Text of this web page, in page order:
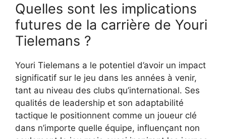
Quelles sont les implications
futures de la carrière de Youri
Tielemans ?
Youri Tielemans a le potentiel d’avoir un impact
significatif sur le jeu dans les années à venir,
tant au niveau des clubs qu’international. Ses
qualités de leadership et son adaptabilité
tactique le positionnent comme un joueur clé
dans n’importe quelle équipe, influençant non